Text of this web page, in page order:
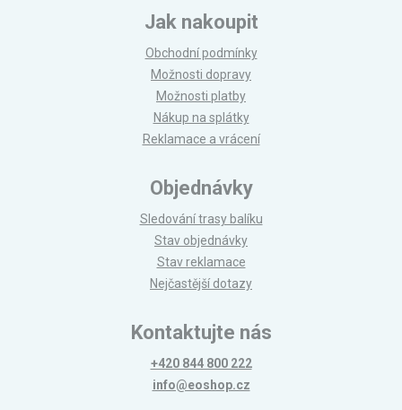
Jak nakoupit
Obchodní podmínky
Možnosti dopravy
Možnosti platby
Nákup na splátky
Reklamace a vrácení
Objednávky
Sledování trasy balíku
Stav objednávky
Stav reklamace
Nejčastější dotazy
Kontaktujte nás
+420 844 800 222
info@eoshop.cz